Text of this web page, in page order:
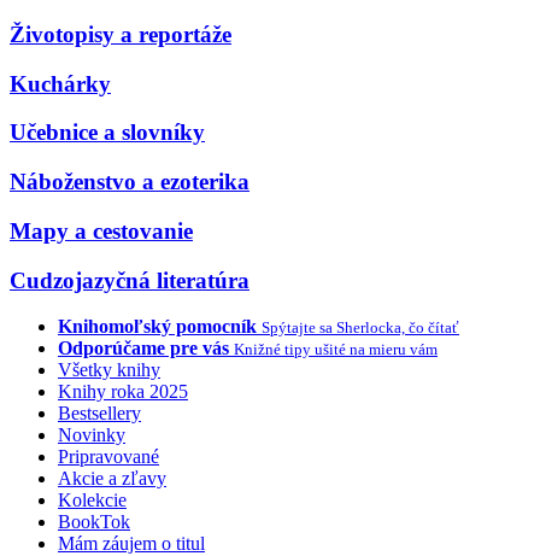
Životopisy a reportáže
Kuchárky
Učebnice a slovníky
Náboženstvo a ezoterika
Mapy a cestovanie
Cudzojazyčná literatúra
Knihomoľský pomocník Spýtajte sa Sherlocka, čo čítať
Odporúčame pre vás Knižné tipy ušité na mieru vám
Všetky knihy
Knihy roka 2025
Bestsellery
Novinky
Pripravované
Akcie a zľavy
Kolekcie
BookTok
Mám záujem o titul